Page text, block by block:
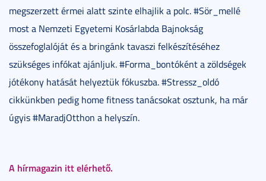
megszerzett érmei alatt szinte elhajlik a polc. #Sör_mellé
most a Nemzeti Egyetemi Kosárlabda Bajnokság
összefoglalóját és a bringánk tavaszi felkészítéséhez
szükséges infókat ajánljuk. #Forma_bontóként a zöldségek
jótékony hatását helyeztük fókuszba. #Stressz_oldó
cikkünkben pedig home fitness tanácsokat osztunk, ha már
úgyis #MaradjOtthon a helyszín.
A hírmagazin itt elérhető.